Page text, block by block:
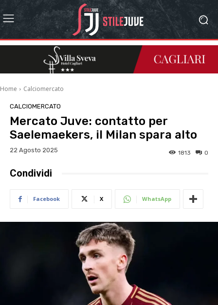
Home Calciomercato
CALCIOMERCATO
Mercato Juve: contatto per
Saelemaekers, il Milan spara alto
22 Agosto 2025 0
1813
Condividi
Facebook X WhatsApp